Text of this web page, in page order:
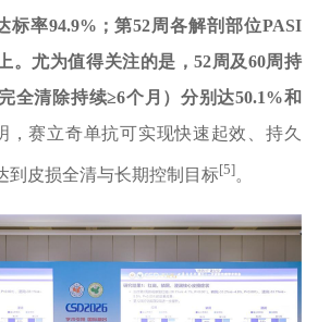
标率94.9%；第52周各解剖部位PASI
。尤为值得关注的是，52周及60周持
全清除持续≥6个月）分别达50.1%和
，赛立奇单抗可实现快速起效、持久
到皮损全清与长期控制目标[5]。